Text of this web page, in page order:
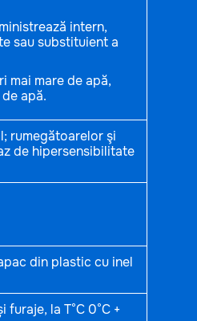
intern,
sau substituient a
mai mare de apă,
apă.
rumegătoarelor şi
de hipersensibilitate
din plastic cu inel
la T°C 0°C +